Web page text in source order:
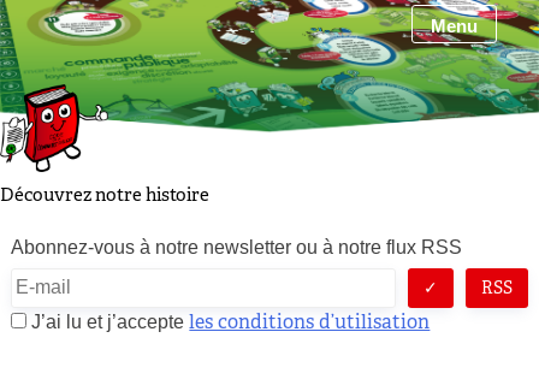
Skip
to
content
Menu
Découvrez notre histoire
Abonnez-vous à notre newsletter ou à notre flux RSS
RSS
J’ai lu et j’accepteles conditions d’utilisation